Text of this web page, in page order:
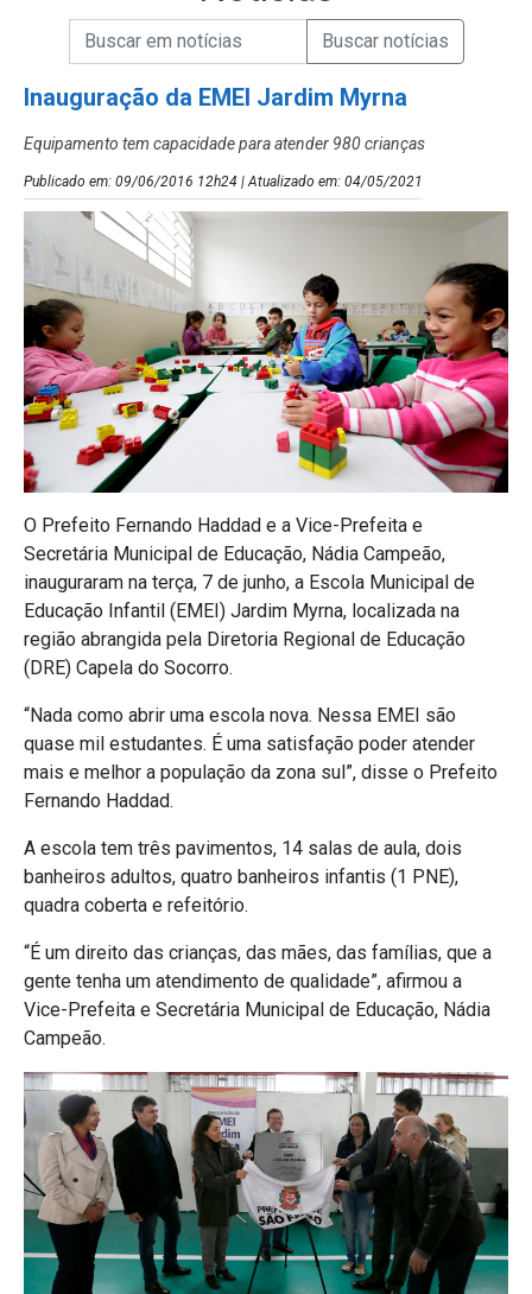
Campo de Busca de Notícias
Campo de Busca de informaçõesEnviar a Busca de Notícias
Inauguração da EMEI Jardim Myrna
Equipamento tem capacidade para atender 980 crianças
Publicado em: 09/06/2016 12h24 | Atualizado em: 04/05/2021
O Prefeito Fernando Haddad e a Vice-Prefeita e
Secretária Municipal de Educação, Nádia Campeão,
inauguraram na terça, 7 de junho, a Escola Municipal de
Educação Infantil (EMEI) Jardim Myrna, localizada na
região abrangida pela Diretoria Regional de Educação
(DRE) Capela do Socorro.
“Nada como abrir uma escola nova. Nessa EMEI são
quase mil estudantes. É uma satisfação poder atender
mais e melhor a população da zona sul”, disse o Prefeito
Fernando Haddad.
A escola tem três pavimentos, 14 salas de aula, dois
banheiros adultos, quatro banheiros infantis (1 PNE),
quadra coberta e refeitório.
“É um direito das crianças, das mães, das famílias, que a
gente tenha um atendimento de qualidade”, afirmou a
Vice-Prefeita e Secretária Municipal de Educação, Nádia
Campeão.